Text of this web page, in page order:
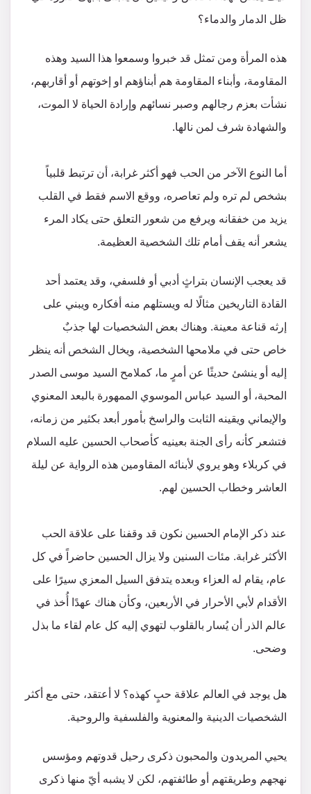
ظل الدمار والدماء؟
هذه المرأة ومن تمثل قد خبروا وسمعوا هذا السيد وهذه
المقاومة، وأبناء المقاومة هم أبناؤهم او إخوتهم أو أقاربهم،
نشأت بعزم رجالهم وصبر نسائهم وإرادة الحياة لا الموت،
والشهادة شرف لمن نالها.
أما النوع الآخر من الحب فهو أكثر غرابة، أن ترتبط قلبياً
بشخص لم تره ولم تعاصره، ووقع الاسم فقط في القلب
يزيد من خفقانه ويرفع من شعور التعلق حتى يكاد المرء
يشعر أنه يقف أمام تلك الشخصية العظيمة.
قد يعجب الإنسان بتراثٍ أدبي أو فلسفي، وقد يعتمد أحد
القادة التاريخين مثالًا له ويستلهم منه أفكاره ويبني على
إرثه قناعة معينة. وهناك بعض الشخصيات لها جذبٌ
خاص حتى في ملامحها الشخصية، ويخال الشخص أنه ينظر
إليه أو ينشئ حديثًا عن أمرٍ ما، كملامح السيد موسى الصدر
المحبة، أو السيد عباس الموسوي الممهورة بالبعد المعنوي
والإيماني ويقينه الثابت والراسخ بأمور أبعد بكثير من زمانه،
فتشعر كأنه رأى الجنة بعينيه كأصحاب الحسين عليه السلام
في كربلاء وهو يروي لأبنائه المقاومين هذه الرواية عن ليلة
العاشر وخطاب الحسين لهم.
عند ذكر الإمام الحسين نكون قد وقفنا على علاقة الحب
الأكثر غرابة. مئات السنين ولا يزال الحسين حاضراً في كل
عام، يقام له العزاء وبعده يتدفق السيل المعزي سيرًا على
الأقدام لأبي الأحرار في الأربعين، وكأن هناك عهدًا أُخذ في
عالم الذر أن يُسار بالقلوب لتهوي إليه كل عام لقاء ما بذل
وضحى.
هل يوجد في العالم علاقة حبٍ كهذه؟ لا أعتقد، حتى مع أكثر
الشخصيات الدينية والمعنوية والفلسفية والروحية.
يحيي المريدون والمحبون ذكرى رحيل قدوتهم ومؤسس
نهجهم وطريقتهم أو طائفتهم، لكن لا يشبه أيّ منها ذكرى